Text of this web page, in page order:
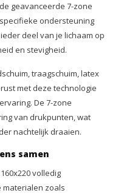
geavanceerde 7-zone
ondersteuning
deel van je lichaam op
en stevigheid.
traagschuim, latex
met deze technologie
De 7-zone
van drukpunten, wat
nachtelijk draaien.
samen
volledig
materialen zoals